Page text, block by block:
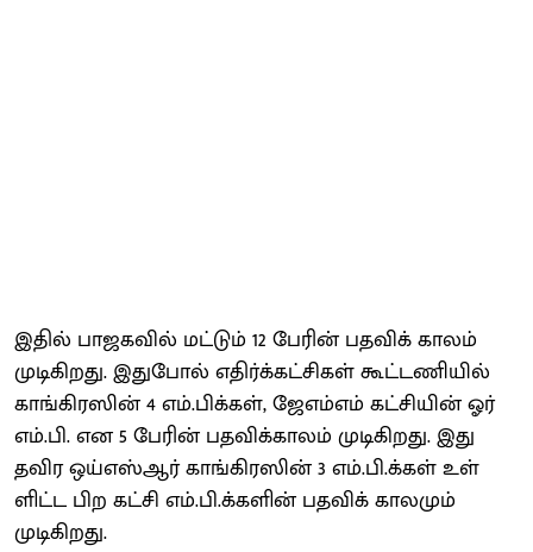
இதில் பாஜக​வில் மட்​டும் 12 பேரின் பதவிக் காலம்
முடிகிறது. இதுபோல் எதிர்க்​கட்​சிகள் கூட்​ட​ணி​யில்
காங்​கிரஸின் 4 எம்.பிக்கள், ஜேஎம்​எம் கட்​சி​யின் ஓர்
எம்​.பி. என 5 பேரின் பதவிக்​காலம் முடிகிறது. இது
தவிர ஒய்​எஸ்​ஆர் காங்​கிரஸின் 3 எம்.பி.க்கள் உள்​
ளிட்ட பிற கட்சி எம்​.பி.க்​களின் பதவிக் கால​மும்
முடிகிறது.